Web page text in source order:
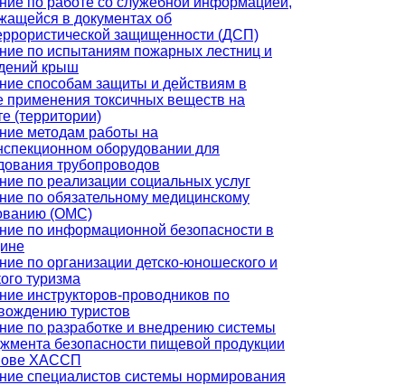
в документах об
защищенности (ДСП)
по испытаниям пожарных лестниц и
крыш
способам защиты и действиям в
применения токсичных веществ на
(территории)
методам работы на
оборудовании для
трубопроводов
по реализации социальных услуг
по обязательному медицинскому
(ОМС)
по информационной безопасности в
по организации детско-юношеского и
туризма
инструкторов-проводников по
туристов
по разработке и внедрению системы
безопасности пищевой продукции
ХАССП
специалистов системы нормирования